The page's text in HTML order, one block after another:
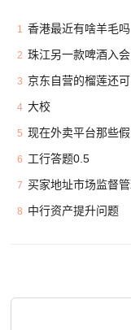
1 香港最近有啥羊毛吗
2 珠江另一款啤酒入
3 京东自营的榴莲还可
4 大校
5 现在外卖平台那些
6 工行答题0.5
7 买家地址市场监督
8 中行资产提升问题